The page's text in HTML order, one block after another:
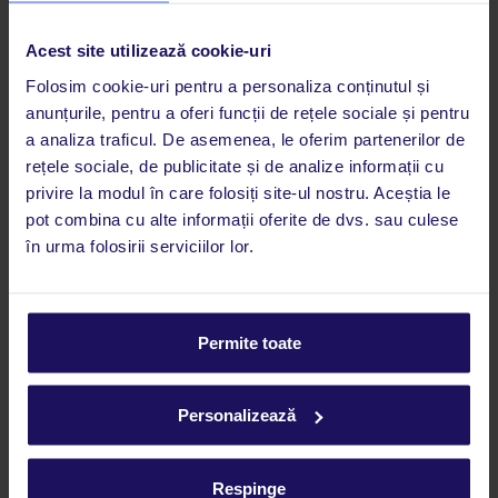
Acest site utilizează cookie-uri
Folosim cookie-uri pentru a personaliza conținutul și
anunțurile, pentru a oferi funcții de rețele sociale și pentru
a analiza traficul. De asemenea, le oferim partenerilor de
rețele sociale, de publicitate și de analize informații cu
privire la modul în care folosiți site-ul nostru. Aceștia le
pot combina cu alte informații oferite de dvs. sau culese
în urma folosirii serviciilor lor.
Permite toate
Personalizează
Respinge
O nouă agenție TUI în centrul
Bucureștiului. Te așteptăm pe Bd.
Nicolae Bălcescu nr. 26!
Vacanța ta are o nouă adresă, chiar în inima Capitalei: am
inaugurat o nouă agenție TUI pe Bd. Nicolae Bălcescu nr. 26, la
câteva minute de mers pe jos de…
vacanță?
Orașul Sousse din Tunisia impresionează prin labirintul său de